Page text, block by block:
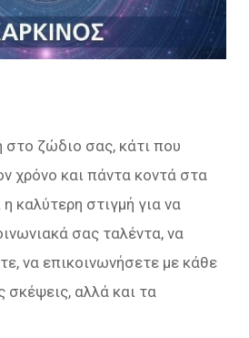
στο ζώδιο σας, κάτι που
χρόνο και πάντα κοντά στα
η καλύτερη στιγμή για να
σας ταλέντα, να
να επικοινωνήσετε με κάθε
σκέψεις, αλλά και τα